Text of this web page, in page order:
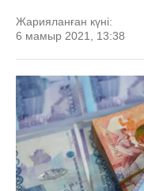
Жарияланған күні:
6 мамыр 2021, 13:38